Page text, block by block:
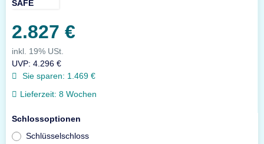
2.827 €
inkl. 19% USt.
UVP: 4.296 €
Sie sparen: 1.469 €
Lieferzeit: 8 Wochen
Schlossoptionen
Schlüsselschloss